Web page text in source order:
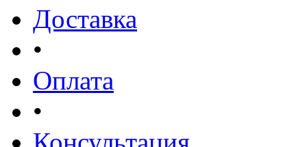
Доставка
•
Оплата
•